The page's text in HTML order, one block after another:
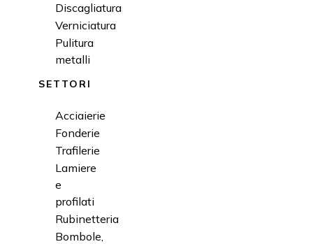
Discagliatura
Verniciatura
Pulitura
metalli
SETTORI
Acciaierie
Fonderie
Trafilerie
Lamiere
e
profilati
Rubinetteria
Bombole,